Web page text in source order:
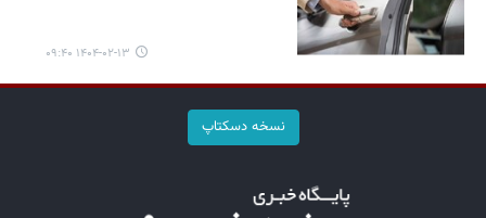
۱۴۰۴-۰۲-۱۳ ۰۹:۴۰
نسخه دسکتاپ